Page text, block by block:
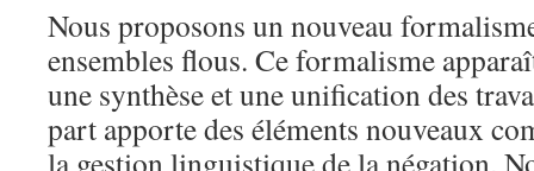
Nous proposons un nouveau
ensembles flous. Ce formalisme
une synthèse et une unification des
part apporte des éléments nouveaux
la gestion linguistique de la négation.